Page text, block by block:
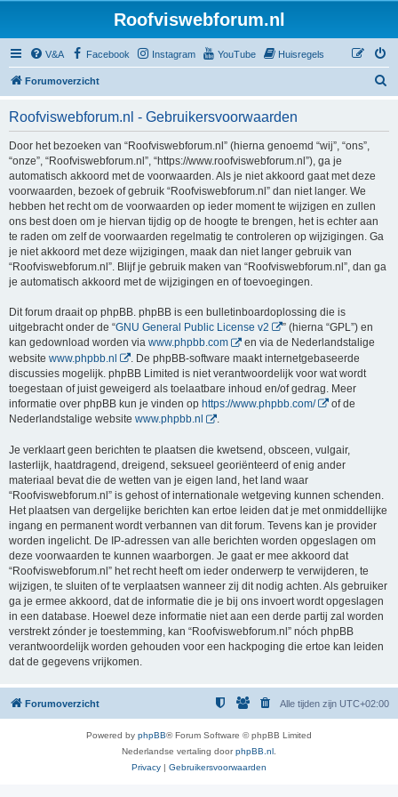
Roofviswebforum.nl
V&A Facebook Instagram YouTube Huisregels
Forumoverzicht
Roofviswebforum.nl - Gebruikersvoorwaarden
Door het bezoeken van “Roofviswebforum.nl” (hierna genoemd “wij”, “ons”,
“onze”, “Roofviswebforum.nl”, “https://www.roofviswebforum.nl”), ga je
automatisch akkoord met de voorwaarden. Als je niet akkoord gaat met deze
voorwaarden, bezoek of gebruik “Roofviswebforum.nl” dan niet langer. We
hebben het recht om de voorwaarden op ieder moment te wijzigen en zullen
ons best doen om je hiervan tijdig op de hoogte te brengen, het is echter aan
te raden om zelf de voorwaarden regelmatig te controleren op wijzigingen. Ga
je niet akkoord met deze wijzigingen, maak dan niet langer gebruik van
“Roofviswebforum.nl”. Blijf je gebruik maken van “Roofviswebforum.nl”, dan ga
je automatisch akkoord met de wijzigingen en of toevoegingen.
Dit forum draait op phpBB. phpBB is een bulletinboardoplossing die is
uitgebracht onder de “GNU General Public License v2
” (hierna “GPL”) en
kan gedownload worden via www.phpbb.com
en via de Nederlandstalige
website www.phpbb.nl
. De phpBB-software maakt internetgebaseerde
discussies mogelijk. phpBB Limited is niet verantwoordelijk voor wat wordt
toegestaan of juist geweigerd als toelaatbare inhoud en/of gedrag. Meer
informatie over phpBB kun je vinden op https://www.phpbb.com/
of de
Nederlandstalige website www.phpbb.nl .
Je verklaart geen berichten te plaatsen die kwetsend, obsceen, vulgair,
lasterlijk, haatdragend, dreigend, seksueel georiënteerd of enig ander
materiaal bevat die de wetten van je eigen land, het land waar
“Roofviswebforum.nl” is gehost of internationale wetgeving kunnen schenden.
Het plaatsen van dergelijke berichten kan ertoe leiden dat je met onmiddellijke
ingang en permanent wordt verbannen van dit forum. Tevens kan je provider
worden ingelicht. De IP-adressen van alle berichten worden opgeslagen om
deze voorwaarden te kunnen waarborgen. Je gaat er mee akkoord dat
“Roofviswebforum.nl” het recht heeft om ieder onderwerp te verwijderen, te
wijzigen, te sluiten of te verplaatsen wanneer zij dit nodig achten. Als gebruiker
ga je ermee akkoord, dat de informatie die je bij ons invoert wordt opgeslagen
in een database. Hoewel deze informatie niet aan een derde partij zal worden
verstrekt zónder je toestemming, kan “Roofviswebforum.nl” nóch phpBB
verantwoordelijk worden gehouden voor een hackpoging die ertoe kan leiden
dat de gegevens vrijkomen.
Forumoverzicht Alle tijden zijn UTC+02:00
Powered by phpBB® Forum Software © phpBB Limited
Nederlandse vertaling doorphpBB.nl
Privacy | Gebruikersvoorwaarden